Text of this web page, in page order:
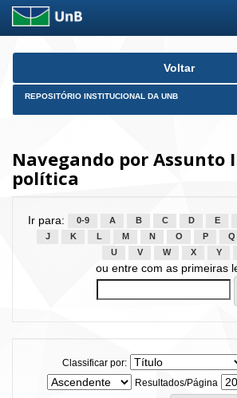
Skip
Voltar
REPOSITÓRIO INSTITUCIONAL DA UNB
Navegando por Assunto
política
Ir para: 0-9 A B C D E
J
K L M N O P Q
U
V W X Y
ou entre com as primeiras
Classificar por:
Resultados/Página